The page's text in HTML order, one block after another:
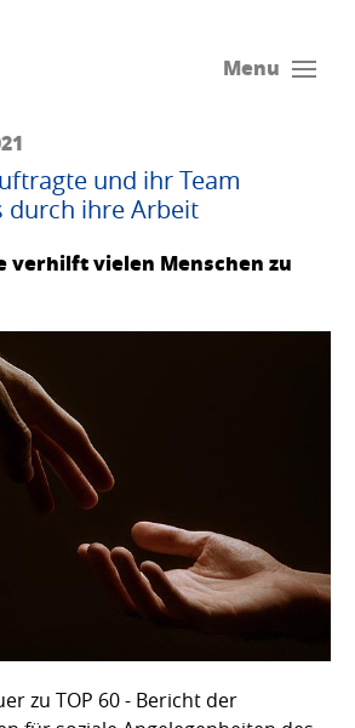
Menu
und ihr Team
durch ihre Arbeit
verhilft vielen Menschen zu
zu TOP 60 - Bericht der